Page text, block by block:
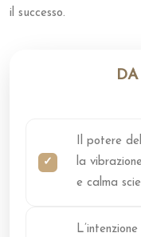
il successo.
Il potere
la
e calma